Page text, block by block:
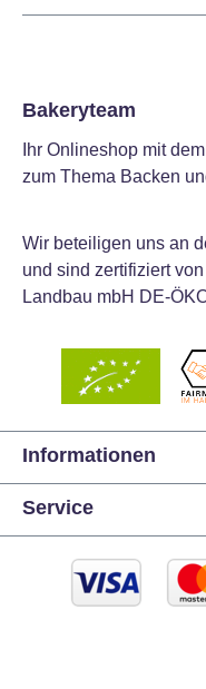
Bakeryteam
Ihr Onlineshop mit
zum Thema Backen
Wir beteiligen uns an
und sind zertifiziert
Landbau mbH DE-
Informationen
Service